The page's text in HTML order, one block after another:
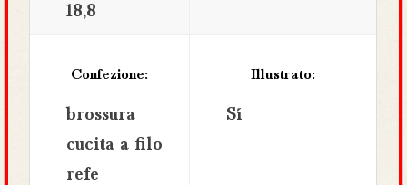
18,8
Confezione:
brossura
cucita a filo
refe
Illustrato:
Sí